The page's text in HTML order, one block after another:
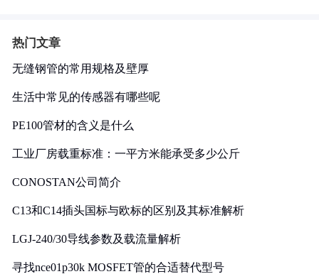
热门文章
无缝钢管的常用规格及壁厚
生活中常见的传感器有哪些呢
PE100管材的含义是什么
工业厂房载重标准：一平方米能承受多少公斤
CONOSTAN公司简介
C13和C14插头国标与欧标的区别及其标准解析
LGJ-240/30导线参数及载流量解析
寻找nce01p30k MOSFET管的合适替代型号